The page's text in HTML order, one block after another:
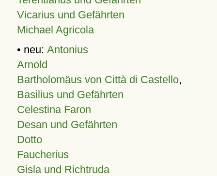
Vicarius und Gefährten
Michael Agricola
• neu: Antonius
Arnold
Bartholomäus von Città di Castello,
Basilius und Gefährten
Celestina Faron
Desan und Gefährten
Dotto
Faucherius
Gisla und Richtruda